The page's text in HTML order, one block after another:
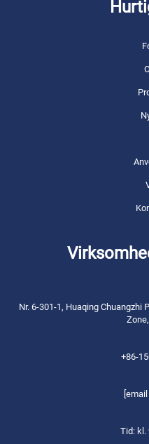
Nr. 6-301-1, Huaqing Chuangzhi
+86-
Tid: kl.